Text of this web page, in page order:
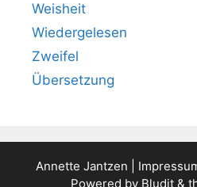
Weisheit
Wiedergelesen
Zweifel
Übersetzung
Annette Jantzen |
Powered by Bludit&